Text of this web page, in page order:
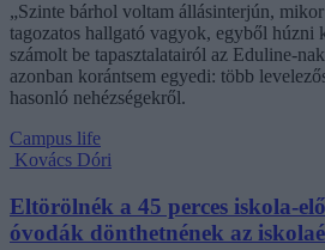
„Szinte bárhol voltam állásinterjún,
tagozatos hallgató vagyok, egyből húzni
számolt be tapasztalatairól az Eduline-
azonban korántsem egyedi: több
hasonló nehézségekről.
Campus life
Kovács Dóri
Eltörölnék a 45 perces iskola-
óvodák dönthetnének az